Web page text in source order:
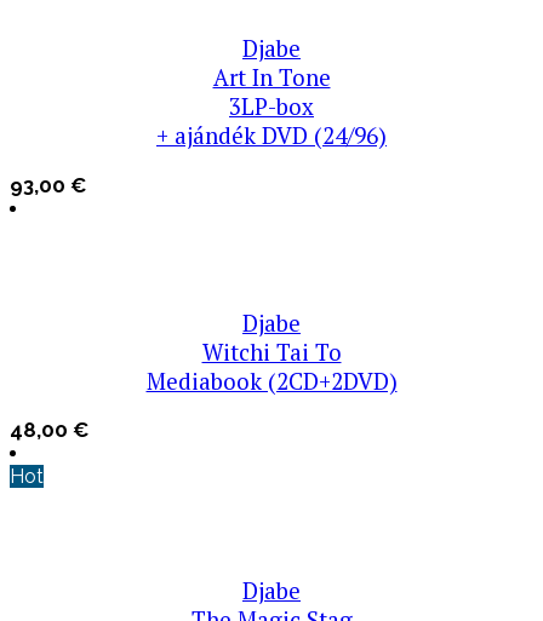
Djabe
Art In Tone
3LP-box
+ ajándék DVD (24/96)
93,00 €
Djabe
Witchi Tai To
Mediabook (2CD+2DVD)
48,00 €
Hot
Djabe